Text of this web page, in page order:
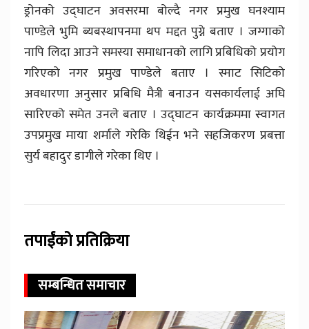
ड्रोनको उद्घाटन अवसरमा बोल्दै नगर प्रमुख घनश्याम
पाण्डेले भुमि ब्यबस्थापनमा थप मद्दत पुग्ने बताए । जग्गाको
नापि लिदा आउने समस्या समाधानको लागि प्रबिधिको प्रयोग
गरिएको नगर प्रमुख पाण्डेले बताए । स्माट सिटिको
अवधारणा अनुसार प्रबिधि मैत्री बनाउन यसकार्यलाई अघि
सारिएको समेत उनले बताए । उद्घाटन कार्यक्रममा स्वागत
उपप्रमुख माया शर्माले गरेकि थिईन भने सहजिकरण प्रबत्ता
सुर्य बहादुर डागीले गरेका थिए ।
तपाईंको प्रतिक्रिया
सम्बन्धित समाचार